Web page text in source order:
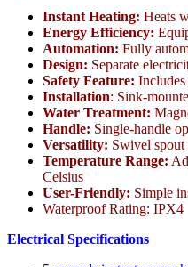
Instant Heating: Heats
Energy Efficiency:
Automation: Fully
Design: Separate
Safety Feature:
Installation: Sink-
Water Treatment:
Handle: Single-handle
Versatility: Swivel spout
Temperature Range:
Celsius
User-Friendly: Simple
Waterproof Rating: IPX4
Electrical Specifications